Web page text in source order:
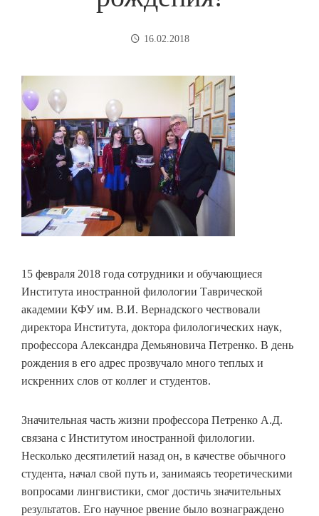
16.02.2018
15 февраля 2018 года сотрудники и обучающиеся
Института иностранной филологии Таврической
академии КФУ им. В.И. Вернадского чествовали
директора Института, доктора филологических наук,
профессора Александра Демьяновича Петренко. В день
рождения в его адрес прозвучало много теплых и
искренних слов от коллег и студентов.
Значительная часть жизни профессора Петренко А.Д.
связана с Институтом иностранной филологии.
Несколько десятилетий назад он, в качестве обычного
студента, начал свой путь и, занимаясь теоретическими
вопросами лингвистики, смог достичь значительных
результатов. Его научное рвение было вознаграждено